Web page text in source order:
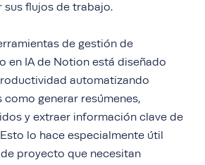
sus flujos de trabajo.
de gestión de
en IA de Notion está diseñado
automatizando
generar resúmenes,
y extraer información clave de
lo hace especialmente útil
proyecto que necesitan